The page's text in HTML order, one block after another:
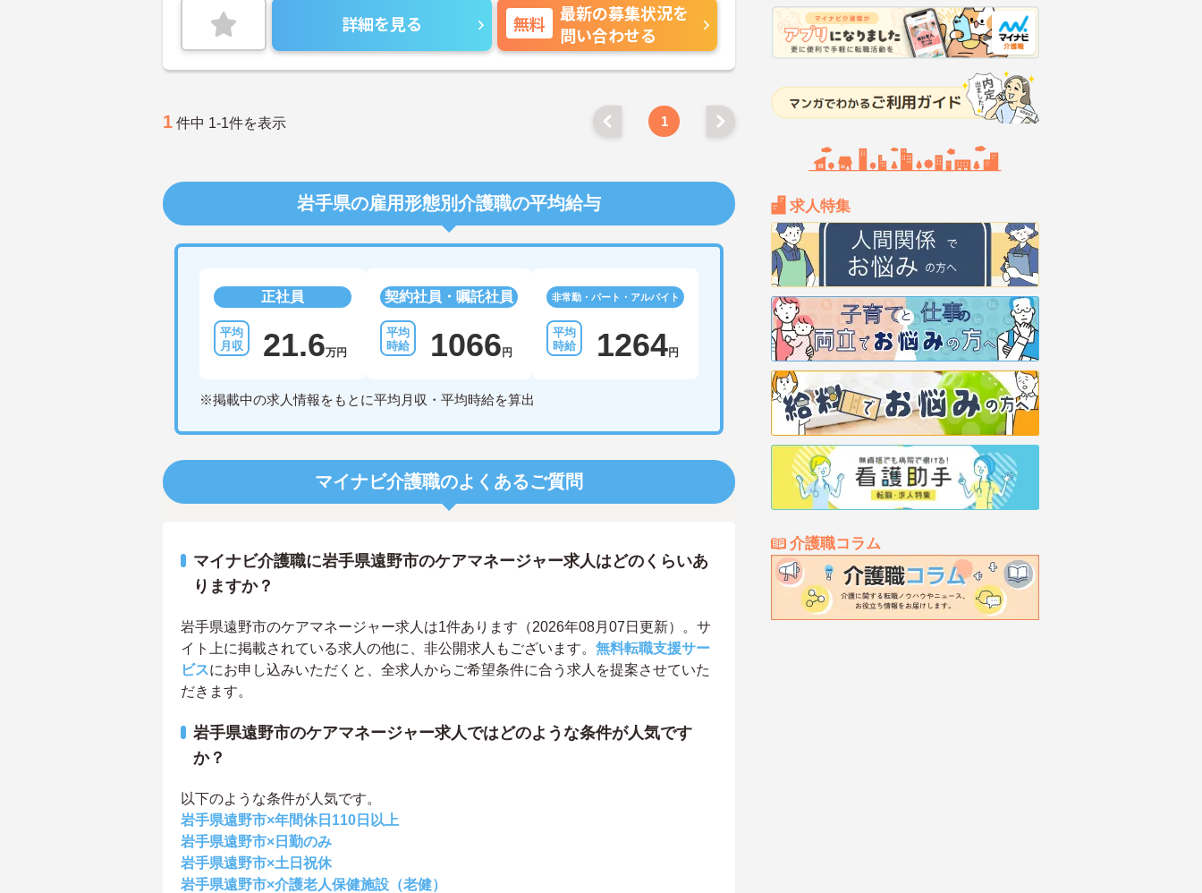
求人特集
介護職コラム
詳細を見る 無料
最新の募集状況を
問い合わせる
1 件中 1-1件を表示 1
岩手県の雇用形態別介護職の平均給与
正社員
21.6万円
契約社員・嘱託社員
1066 円
非常勤・パート・アルバイト
1264円
※掲載中の求人情報をもとに平均月収・平均時給を算出
マイナビ介護職のよくあるご質問
マイナビ介護職に岩手県遠野市のケアマネージャー求人はどのくらいあ
りますか？
岩手県遠野市のケアマネージャー求人は1件あります（2026年08月07日更新）。サ
イト上に掲載されている求人の他に、非公開求人もございます。 無料転職支援サー
ビスにお申し込みいただくと、全求人からご希望条件に合う求人を提案させていた
だきます。
岩手県遠野市のケアマネージャー求人ではどのような条件が人気です
か？
以下のような条件が人気です。
岩手県遠野市×年間休日110日以上
岩手県遠野市×日勤のみ
岩手県遠野市×土日祝休
岩手県遠野市×介護老人保健施設（老健）